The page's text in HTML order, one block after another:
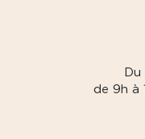
Du
de 9h à